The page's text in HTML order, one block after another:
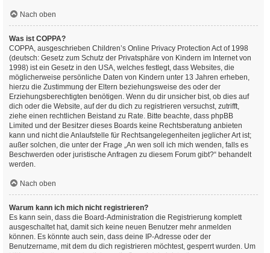
Nach oben
Was ist COPPA?
COPPA, ausgeschrieben Children’s Online Privacy Protection Act of 1998
(deutsch: Gesetz zum Schutz der Privatsphäre von Kindern im Internet von
1998) ist ein Gesetz in den USA, welches festlegt, dass Websites, die
möglicherweise persönliche Daten von Kindern unter 13 Jahren erheben,
hierzu die Zustimmung der Eltern beziehungsweise des oder der
Erziehungsberechtigten benötigen. Wenn du dir unsicher bist, ob dies auf
dich oder die Website, auf der du dich zu registrieren versuchst, zutrifft,
ziehe einen rechtlichen Beistand zu Rate. Bitte beachte, dass phpBB
Limited und der Besitzer dieses Boards keine Rechtsberatung anbieten
kann und nicht die Anlaufstelle für Rechtsangelegenheiten jeglicher Art ist;
außer solchen, die unter der Frage „An wen soll ich mich wenden, falls es
Beschwerden oder juristische Anfragen zu diesem Forum gibt?“ behandelt
werden.
Nach oben
Warum kann ich mich nicht registrieren?
Es kann sein, dass die Board-Administration die Registrierung komplett
ausgeschaltet hat, damit sich keine neuen Benutzer mehr anmelden
können. Es könnte auch sein, dass deine IP-Adresse oder der
Benutzername, mit dem du dich registrieren möchtest, gesperrt wurden. Um